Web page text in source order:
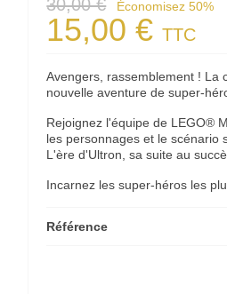
30,00 € Économisez 50%
15,00 €TTC
Avengers, rassemblement ! La
nouvelle aventure de super-
Rejoignez l'équipe de LEGO®
les personnages et le scénario
L'ère d'Ultron, sa suite au
Incarnez les super-héros les
Référence